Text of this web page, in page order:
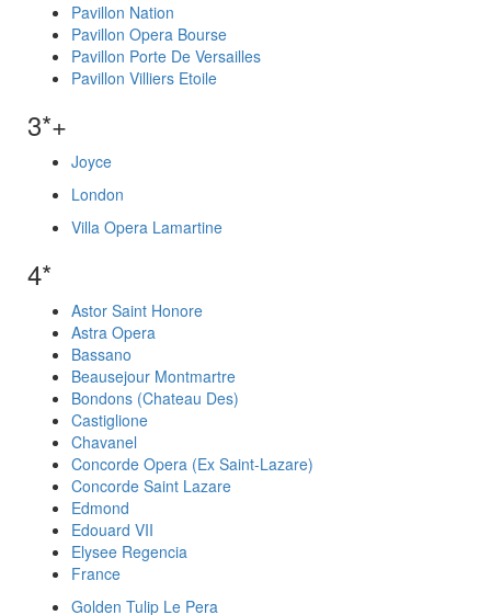
Pavillon Nation
Pavillon Opera Bourse
Pavillon Porte De Versailles
Pavillon Villiers Etoile
3*+
Joyce
London
Villa Opera Lamartine
4*
Astor Saint Honore
Astra Opera
Bassano
Beausejour Montmartre
Bondons (Chateau Des)
Castiglione
Chavanel
Concorde Opera (Ex Saint-Lazare)
Concorde Saint Lazare
Edmond
Edouard VII
Elysee Regencia
France
Golden Tulip Le Pera